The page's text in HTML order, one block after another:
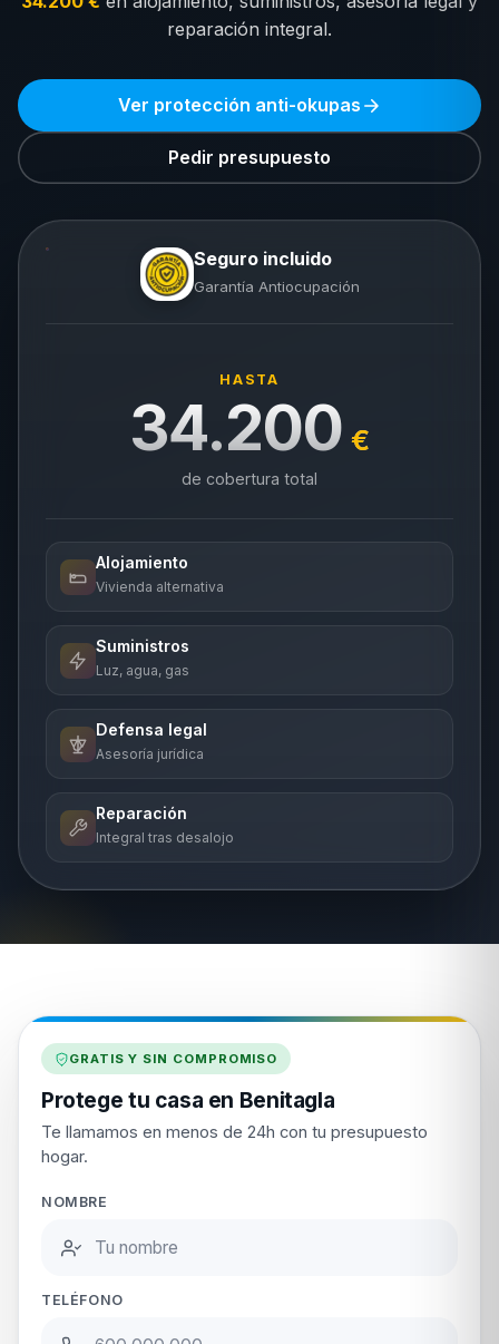
reparación integral.
Ver protección anti-okupas
Pedir presupuesto
Seguro incluido
Garantía Antiocupación
HASTA
34.200 €
de cobertura total
Alojamiento
Vivienda alternativa
Suministros
Luz, agua, gas
Defensa legal
Asesoría jurídica
Reparación
Integral tras desalojo
GRATIS Y SIN COMPROMISO
Protege tu casa en Benitagla
Te llamamos en menos de 24h con tu presupuesto
hogar.
NOMBRE
TELÉFONO